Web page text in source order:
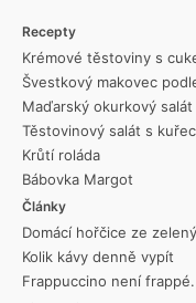
Recepty
Krémové těstoviny s
Švestkový makovec
Maďarský okurkový
Těstovinový salát s
Krůtí roláda
Bábovka Margot
Články
Domácí hořčice ze
Kolik kávy denně vypít
Frappuccino není